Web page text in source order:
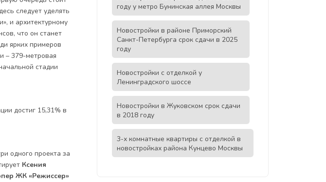
следует уделять
и архитектурному
что он станет
ярких примеров
– 379-метровая
стадии
достиг 15,31% в
одного проекта за
Ксения
ЖК «Режиссер»
году у метро Бунинская аллея Москвы
Новостройки в районе Приморский
Санкт-Петербурга срок сдачи в 2025
году
Новостройки с отделкой у
Ленинградского шоссе
Новостройки в Жуковском срок сдачи
в 2018 году
3-х комнатные квартиры с отделкой в
новостройках района Кунцево Москвы